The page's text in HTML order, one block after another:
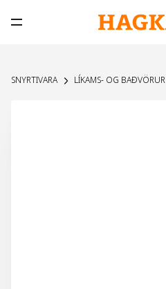
Opna aðalvalmynd
SNYRTIVARA LÍKAMS- OG BAÐVÖRUR